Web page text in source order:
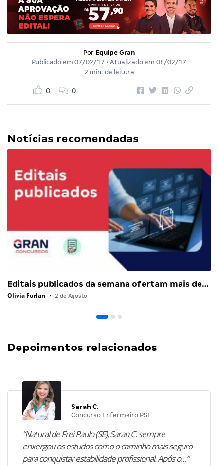
Por Equipe Gran
Publicado em 07/02/17 • Atualizado em 08/02/17
2 min. de leitura
0 0
Notícias recomendadas
Editais publicados da semana ofertam mais de…
Olivia Furlan • 2 de Agosto
Depoimentos relacionados
Sarah C.
Concurso Enfermeiro PSF
“Natural de Frei Paulo (SE), Sarah C. sempre
enxergou os estudos como o caminho mais seguro
para conquistar estabilidade profissional. Após o…”